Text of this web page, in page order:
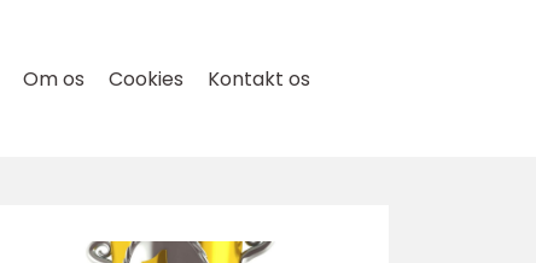
Om os Cookies Kontakt os